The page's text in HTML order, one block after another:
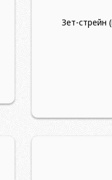
Зет-стрейн